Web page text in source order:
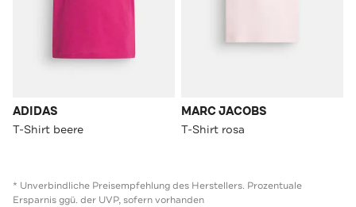
ADIDAS
T-Shirt beere
MARC JACOBS
T-Shirt rosa
* Unverbindliche Preisempfehlung des Herstellers. Prozentuale
Ersparnis ggü. der UVP, sofern vorhanden